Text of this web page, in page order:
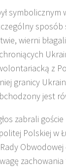
symbolicznym
wierni
z
granicy
jest
zabrali
Polskiej w